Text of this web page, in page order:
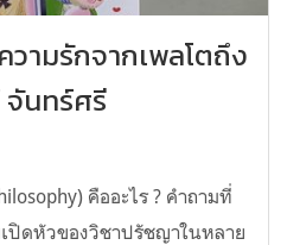
ามรักจากเพลโตถึง
จันทร์ศรี
คืออะไร ? คำถามที่
ปิดหัวของวิชาปรัชญาในหลาย